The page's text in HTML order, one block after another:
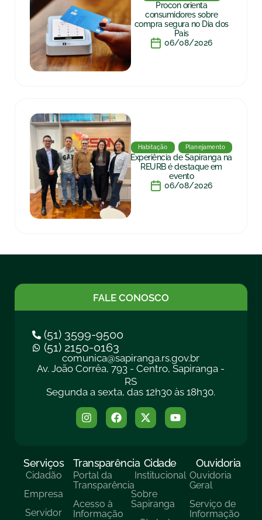
Procon orienta
consumidores sobre
compra segura no Dia dos
Pais
06/08/2026
Habitação Planejamento
Experiência de Sapiranga na
REURB é destaque em
evento
06/08/2026
FALE CONOSCO
(51) 3599-9500
(51) 2150-0163
comunica@sapiranga.rs.gov.br
Av. João Corrêa, 793 - Centro, Sapiranga -
RS
Segunda a sexta, das 12h30 às 18h30.
Serviços
Cidadão
Empresa
Servidor
Transparência
Portal da
Transparência
Acesso à
Informação
Cidade
Institucional
Sobre
Sapiranga
Ouvidoria
Ouvidoria
Geral
Serviço de
Informação